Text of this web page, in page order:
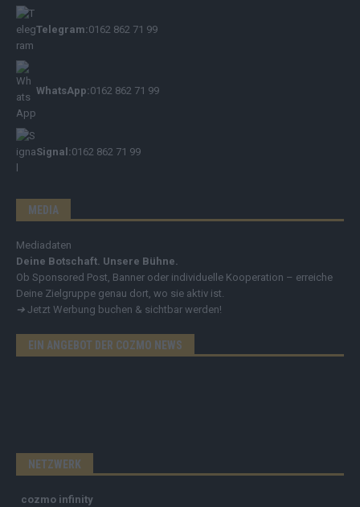
Telegram:0162 862 71 99
WhatsApp:0162 862 71 99
Signal:0162 862 71 99
MEDIA
Mediadaten
Deine Botschaft. Unsere Bühne.
Ob Sponsored Post, Banner oder individuelle Kooperation – erreiche
Deine Zielgruppe genau dort, wo sie aktiv ist.
➔ Jetzt Werbung buchen & sichtbar werden!
EIN ANGEBOT DER COZMO NEWS
NETZWERK
cozmo infinity